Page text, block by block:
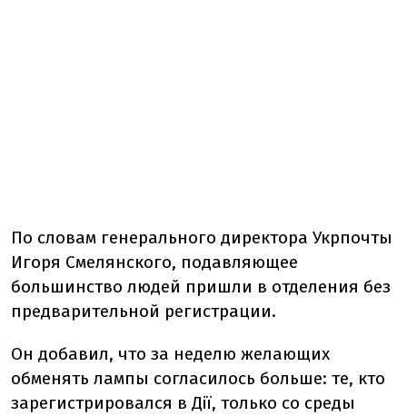
По словам генерального директора Укрпочты
Игоря Смелянского, подавляющее
большинство людей пришли в отделения без
предварительной регистрации.
Он добавил, что за неделю желающих
обменять лампы согласилось больше: те, кто
зарегистрировался в Дії, только со среды